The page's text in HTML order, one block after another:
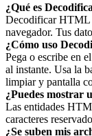
¿Qué es
Decodificar HTML
navegador. Tus
¿Cómo uso
Pega o escribe en
al instante. Usa la
limpiar y pantalla
¿Puedes mostrar
Las entidades
caracteres
¿Se suben mis